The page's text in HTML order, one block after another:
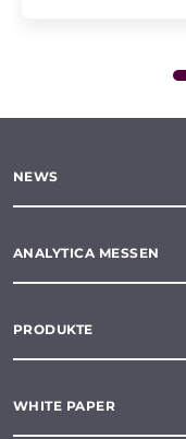
NEWS
ANALYTICA MESSEN
PRODUKTE
WHITE PAPER